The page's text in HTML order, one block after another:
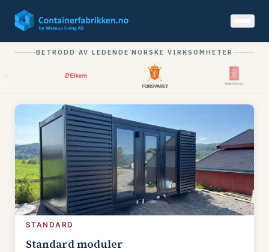
BETRODD AV LEDENDE NORSKE VIRKSOMHETER
STANDARD
Standard moduler